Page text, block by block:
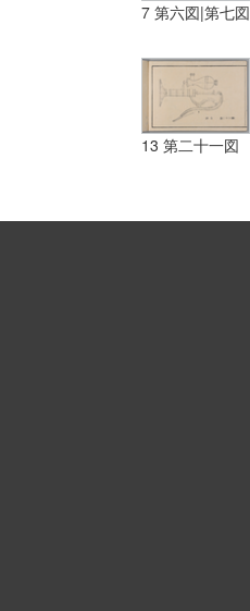
7 第六図|第七図
13 第二十一図